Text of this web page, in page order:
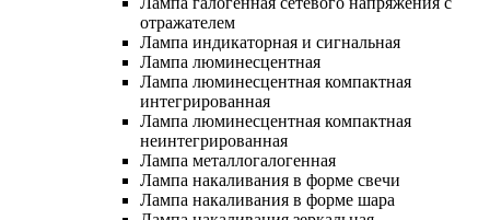
отражателем
Лампа индикаторная и сигнальная
Лампа люминесцентная
Лампа люминесцентная компактная
интегрированная
Лампа люминесцентная компактная
неинтегрированная
Лампа металлогалогенная
Лампа накаливания в форме свечи
Лампа накаливания в форме шара